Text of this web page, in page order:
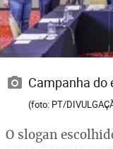
Campanha do
(foto: PT/
O slogan